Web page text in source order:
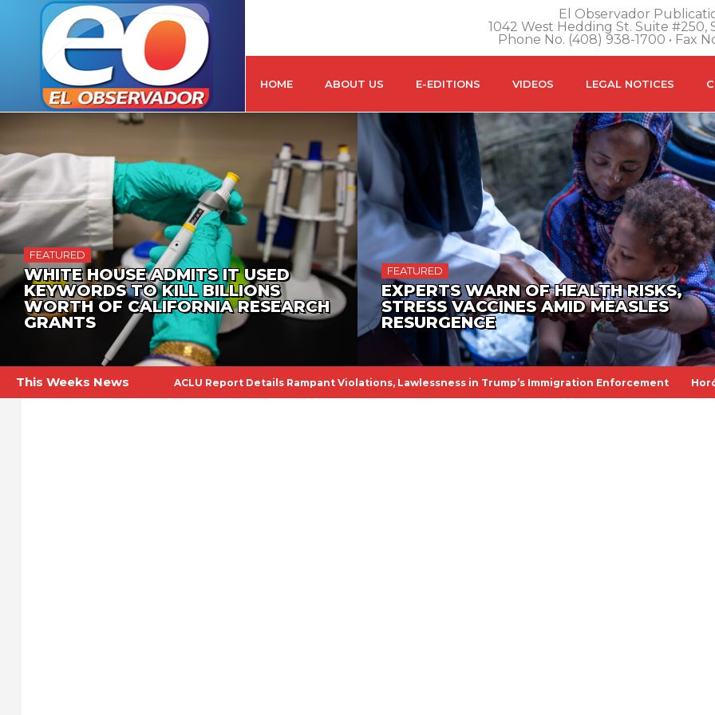
El Observador
1042 West Hedding St. Suite #250,
Phone No. (408) 938-1700 • Fax
HOME ABOUT US E-EDITIONS VIDEOS LEGAL NOTICES
FEATURED
WHITE HOUSE ADMITS IT USED
KEYWORDS TO KILL BILLIONS
WORTH OF CALIFORNIA RESEARCH
GRANTS
FEATURED
EXPERTS WARN OF HEALTH RISKS,
STRESS VACCINES AMID MEASLES
RESURGENCE
This Weeks News Horóscopo de Agosto + Bibliotecas ayudan a habitantes de CO a afrontar crisis de asequibilidad